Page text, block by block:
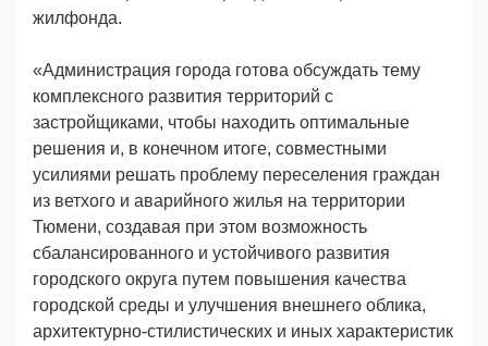
жилфонда.
«Администрация города готова обсуждать тему
комплексного развития территорий с
застройщиками, чтобы находить оптимальные
решения и, в конечном итоге, совместными
усилиями решать проблему переселения граждан
из ветхого и аварийного жилья на территории
Тюмени, создавая при этом возможность
сбалансированного и устойчивого развития
городского округа путем повышения качества
городской среды и улучшения внешнего облика,
архитектурно-стилистических и иных характеристик